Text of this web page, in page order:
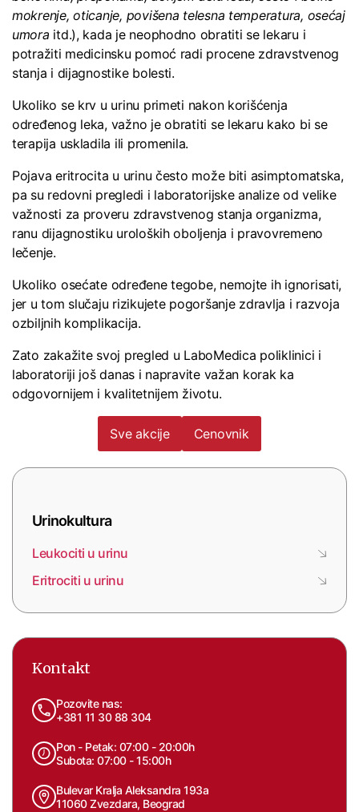
Urinokultura
Leukociti u urinu
Eritrociti u urinu
Kontakt
Pozovite nas:
+381 11 30 88 304
Pon - Petak: 07:00 - 20:00h
Subota: 07:00 - 15:00h
Bulevar Kralja Aleksandra 193a
11060 Zvezdara, Beograd
mokrenje, oticanje, povišena telesna temperatura, osećaj
umora itd.), kada je neophodno obratiti se lekaru i
potražiti medicinsku pomoć radi procene zdravstvenog
stanja i dijagnostike bolesti.
Ukoliko se krv u urinu primeti nakon korišćenja
određenog leka, važno je obratiti se lekaru kako bi se
terapija uskladila ili promenila.
Pojava eritrocita u urinu često može biti asimptomatska,
pa su redovni pregledi i laboratorijske analize od velike
važnosti za proveru zdravstvenog stanja organizma,
ranu dijagnostiku uroloških oboljenja i pravovremeno
lečenje.
Ukoliko osećate određene tegobe, nemojte ih ignorisati,
jer u tom slučaju rizikujete pogoršanje zdravlja i razvoja
ozbiljnih komplikacija.
Zato zakažite svoj pregled u LaboMedica poliklinici i
laboratoriji još danas i napravite važan korak ka
odgovornijem i kvalitetnijem životu.
Sve akcije Cenovnik